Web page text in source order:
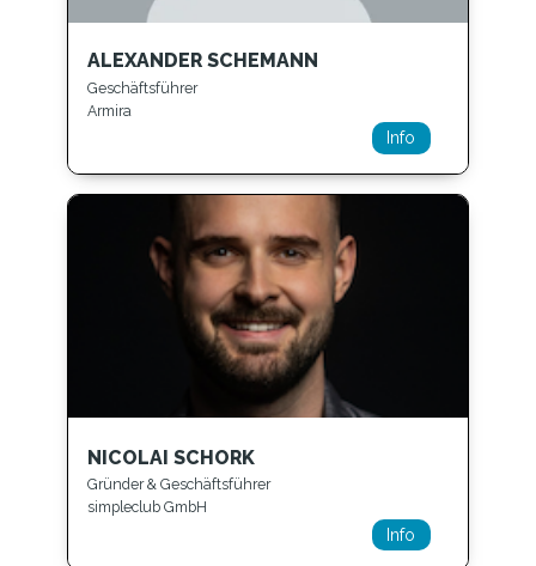
ALEXANDER SCHEMANN
Geschäftsführer
Armira
Info
NICOLAI SCHORK
Gründer & Geschäftsführer
simpleclub GmbH
Info